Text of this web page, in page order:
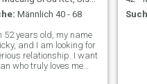
Männlich 40 - 68
52 years old, my name
and I am looking for
relationship. I want
who truly loves me